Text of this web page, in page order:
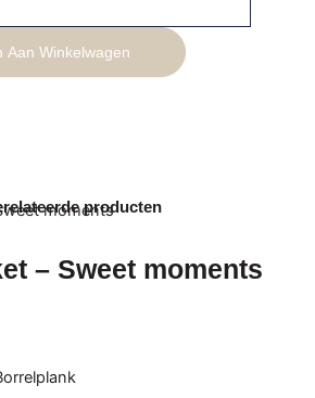
Aan Winkelwagen
producten
– Sweet moments